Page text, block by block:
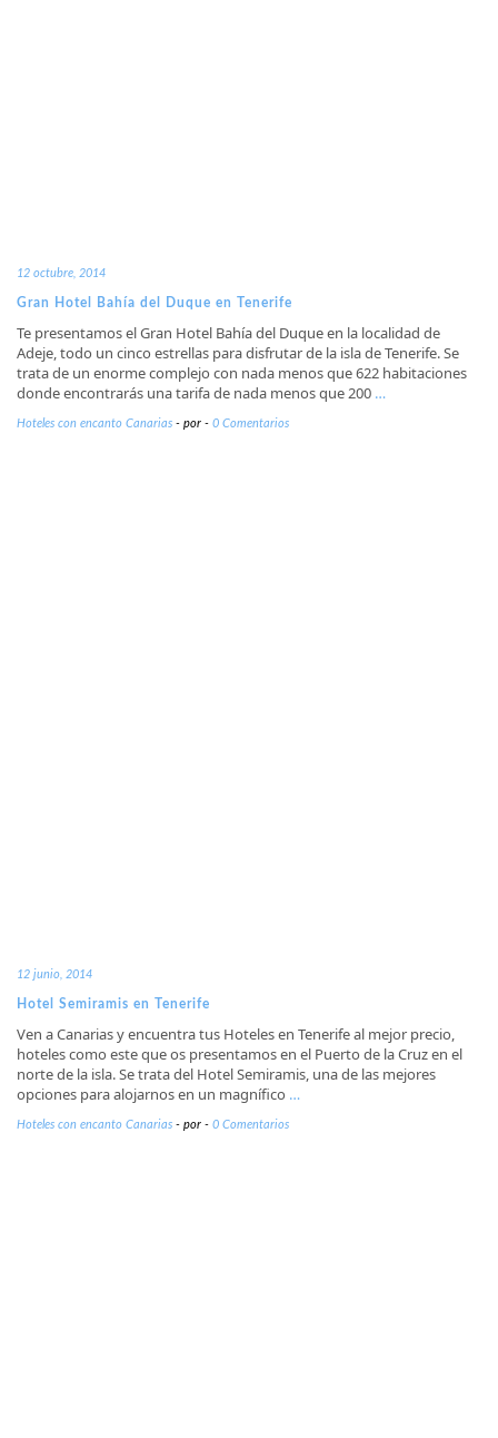
12 octubre, 2014
Gran Hotel Bahía del Duque en Tenerife
Te presentamos el Gran Hotel Bahía del Duque en la localidad de
Adeje, todo un cinco estrellas para disfrutar de la isla de Tenerife. Se
trata de un enorme complejo con nada menos que 622 habitaciones
donde encontrarás una tarifa de nada menos que 200 …
Hoteles con encanto Canarias - por - 0 Comentarios
12 junio, 2014
Hotel Semiramis en Tenerife
Ven a Canarias y encuentra tus Hoteles en Tenerife al mejor precio,
hoteles como este que os presentamos en el Puerto de la Cruz en el
norte de la isla. Se trata del Hotel Semiramis, una de las mejores
opciones para alojarnos en un magnífico …
Hoteles con encanto Canarias - por - 0 Comentarios